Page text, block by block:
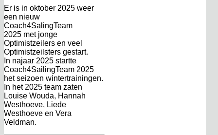
Er is in oktober 2025 weer
een nieuw
Coach4SalingTeam
2025 met jonge
Optimistzeilers en veel
Optimistzeilsters gestart.
In najaar 2025 startte
Coach4SailingTeam 2025
het seizoen wintertrainingen.
In het 2025 team zaten
Louise Wouda, Hannah
Westhoeve, Liede
Westhoeve en Vera
Veldman.